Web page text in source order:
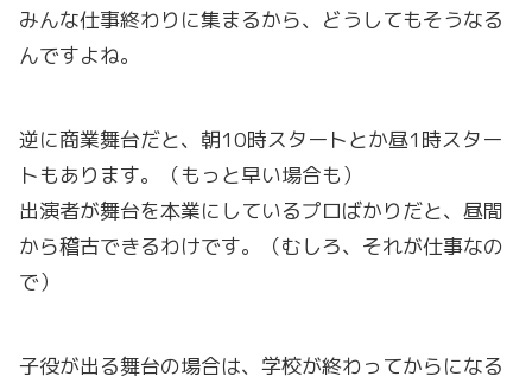
みんな仕事終わりに集まるから、どうしてもそうなる
んですよね。
逆に商業舞台だと、朝10時スタートとか昼1時スター
トもあります。（もっと早い場合も）
出演者が舞台を本業にしているプロばかりだと、昼間
から稽古できるわけです。（むしろ、それが仕事なの
で）
子役が出る舞台の場合は、学校が終わってからになる